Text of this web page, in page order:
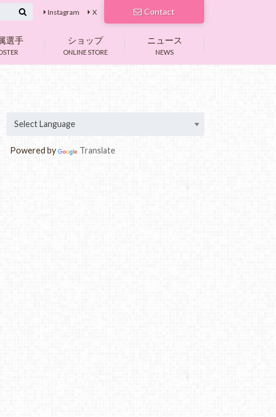
Contact
Instagram X
選手
ONLINE STORE
ショップ
NEWS
ニュース
Powered by Translate